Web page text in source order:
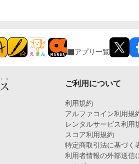
アプリ一覧
ご利用について
利用規約
アルファコイン利用規
レンタルサービス利用
スコア利用規約
特定商取引法に基づく
利用者情報の外部送信